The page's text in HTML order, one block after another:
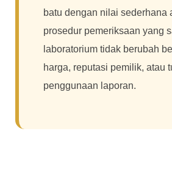
batu dengan nilai sederhana
prosedur pemeriksaan yang
laboratorium tidak berubah
harga, reputasi pemilik, atau
penggunaan laporan.